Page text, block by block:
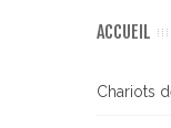
ACCUEIL
Chariots